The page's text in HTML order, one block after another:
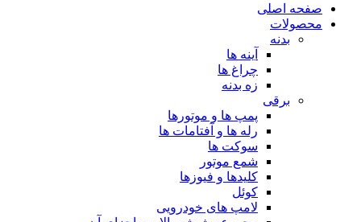
صفحه اصلی
محصولات
بدنه
آینه ها
چراغ ها
زه بدنه
برقی
پمپ ها و موتورها
رله ها و آفتامات ها
سوکت ها
شمع موتور
کلیدها و فیوزها
کوئل
لامپ های خودرویی